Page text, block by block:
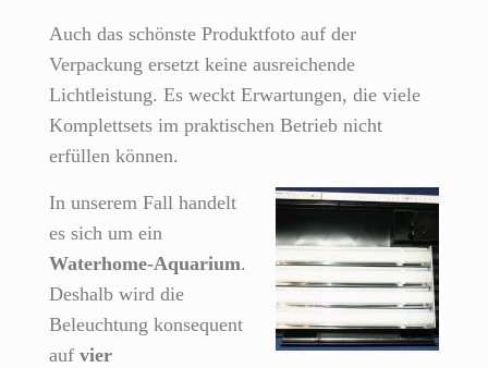
Auch das schönste Produktfoto auf der
Verpackung ersetzt keine ausreichende
Lichtleistung. Es weckt Erwartungen, die viele
Komplettsets im praktischen Betrieb nicht
erfüllen können.
In unserem Fall handelt
es sich um ein
Waterhome-Aquarium.
Deshalb wird die
Beleuchtung konsequent
auf vier